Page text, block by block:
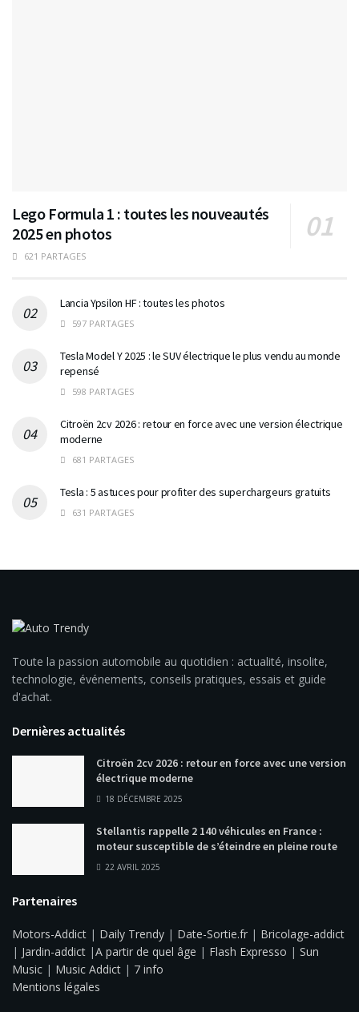
Lego Formula 1 : toutes les nouveautés
2025 en photos
621 PARTAGES
Lancia Ypsilon HF : toutes les photos
597 PARTAGES
Tesla Model Y 2025 : le SUV électrique le plus vendu au monde
repensé
598 PARTAGES
Citroën 2cv 2026 : retour en force avec une version électrique
moderne
681 PARTAGES
Tesla : 5 astuces pour profiter des superchargeurs gratuits
631 PARTAGES
Toute la passion automobile au quotidien : actualité, insolite,
technologie, événements, conseils pratiques, essais et guide
d'achat.
Dernières actualités
Citroën 2cv 2026 : retour en force avec une version
électrique moderne
18 DÉCEMBRE 2025
Stellantis rappelle 2 140 véhicules en France :
moteur susceptible de s’éteindre en pleine route
22 AVRIL 2025
Partenaires
Motors-Addict | Daily Trendy | Date-Sortie.fr | Bricolage-addict
| Jardin-addict |A partir de quel âge | Flash Expresso | Sun
Music | Music Addict | 7 info
Mentions légales